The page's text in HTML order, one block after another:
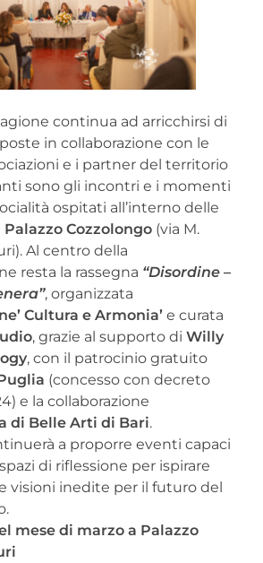
continua ad arricchirsi di
in collaborazione con le
e i partner del territorio
sono gli incontri e i momenti
ospitati all’interno delle
Palazzo Cozzolongo (via M.
Al centro della
resta la rassegna “Disordine –
, organizzata
Cultura e Armonia’ e curata
, grazie al supporto di Willy
, con il patrocinio gratuito
(concesso con decreto
e la collaborazione
di Belle Arti di Bari.
a proporre eventi capaci
di riflessione per ispirare
visioni inedite per il futuro del
mese di marzo a Palazzo